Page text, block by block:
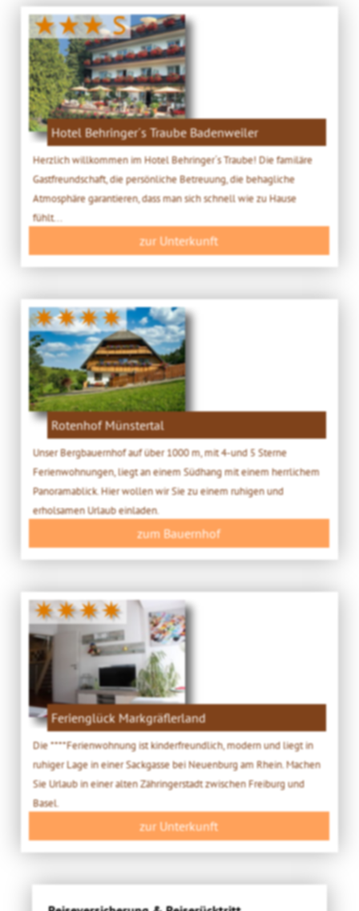
★★★ S
Hotel Behringer´s Traube Badenweiler
Herzlich willkommen im Hotel Behringer´s Traube! Die familäre
Gastfreundschaft, die persönliche Betreuung, die behagliche
Atmosphäre garantieren, dass man sich schnell wie zu Hause
fühlt...
zur Unterkunft
✷✷✷✷
Rotenhof Münstertal
Unser Bergbauernhof auf über 1000 m, mit 4-und 5 Sterne
Ferienwohnungen, liegt an einem Südhang mit einem herrlichem
Panoramablick. Hier wollen wir Sie zu einem ruhigen und
erholsamen Urlaub einladen.
zum Bauernhof
✷✷✷✷
Ferienglück Markgräflerland
Die ****Ferienwohnung ist kinderfreundlich, modern und liegt in
ruhiger Lage in einer Sackgasse bei Neuenburg am Rhein. Machen
Sie Urlaub in einer alten Zähringerstadt zwischen Freiburg und
Basel.
zur Unterkunft